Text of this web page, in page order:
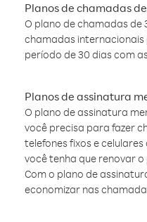
Planos de chamadas
O plano de chamadas de
chamadas
período de 30 dias com
Planos de assinatura
O plano de assinatura
você precisa para fazer
telefones fixos e
você tenha que renovar
Com o plano de
economizar nas